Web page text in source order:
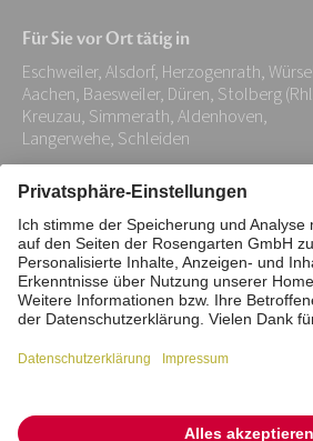
Adresse:
*
Für Sie vor Ort tätig in
Eschweiler, Alsdorf, Herzogenrath,
Aachen, Baesweiler, Düren, Stolberg
Kreuzau, Simmerath, Aldenhoven,
Langerwehe, Schleiden
Impressum Datenschutz
Interne Meldestelle
Barrierefreiheitserklärung